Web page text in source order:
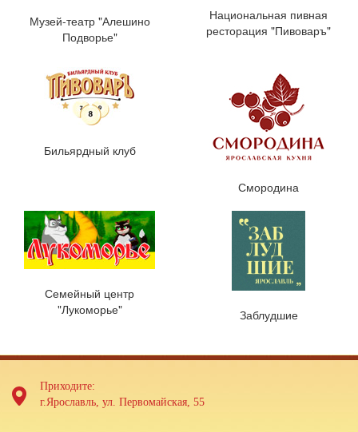
Музей-театр "Алешино
Подворье"
Национальная пивная
ресторация "Пивоваръ"
Бильярдный клуб
Смородина
Семейный центр
"Лукоморье"
Заблудшие
Приходите:
г.Ярославль, ул. Первомайская, 55